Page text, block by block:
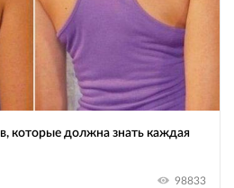
которые должна знать каждая
98833